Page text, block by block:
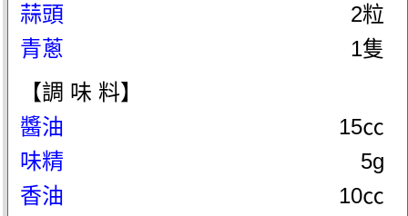
蒜頭
2粒
青蔥
1隻
【調 味 料】
醬油
15㏄
味精
5g
香油
10㏄